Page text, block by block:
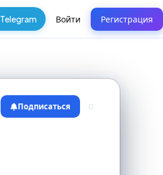
Telegram Войти Регистрация
Подписаться 0